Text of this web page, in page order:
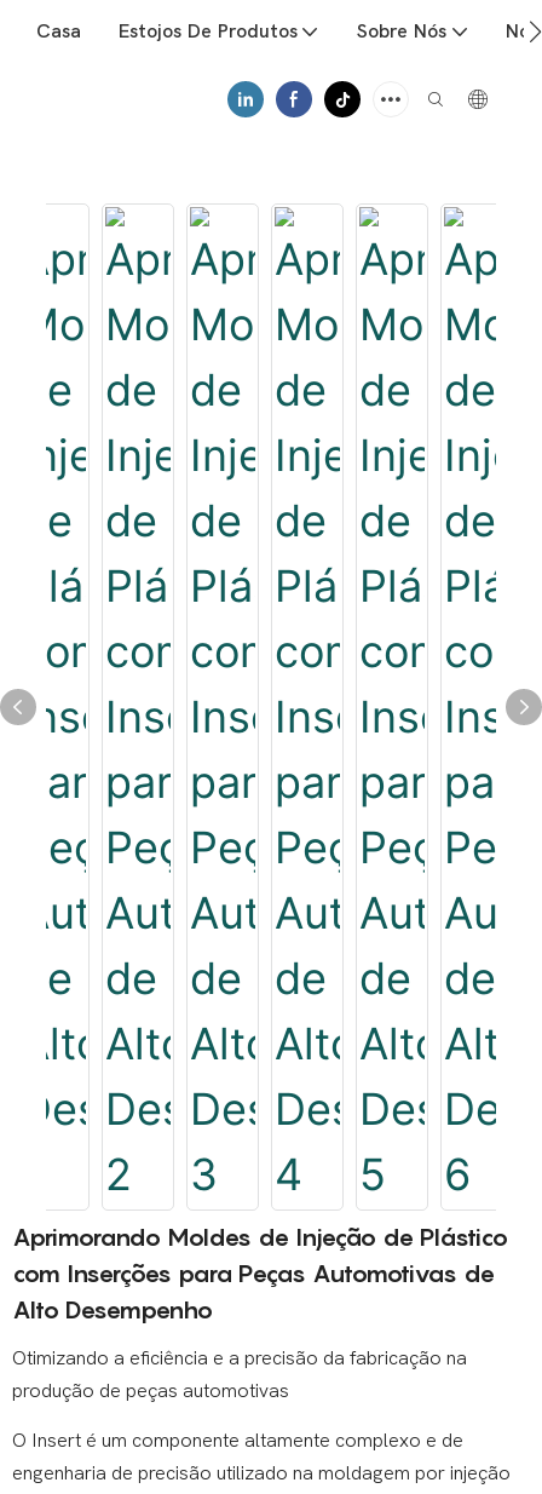
Casa Estojos De Produtos Sobre Nós
Aprimorando Moldes de Injeção de Plástico
com Inserções para Peças Automotivas de
Alto Desempenho
Otimizando a eficiência e a precisão da fabricação na
produção de peças automotivas
O Insert é um componente altamente complexo e de
engenharia de precisão utilizado na moldagem por injeção